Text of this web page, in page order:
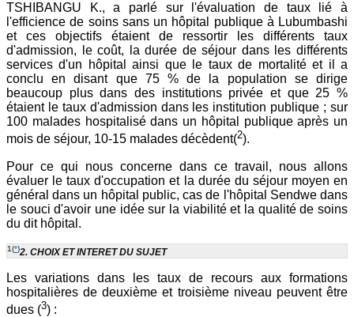
TSHIBANGU K., a parlé sur l'évaluation de taux lié à
l'efficience de soins sans un hôpital publique à Lubumbashi
et ces objectifs étaient de ressortir les différents taux
d'admission, le coût, la durée de séjour dans les différents
services d'un hôpital ainsi que le taux de mortalité et il a
conclu en disant que 75 % de la population se dirige
beaucoup plus dans des institutions privée et que 25 %
étaient le taux d'admission dans les institution publique ; sur
100 malades hospitalisé dans un hôpital publique après un
mois de séjour, 10-15 malades décèdent(2).
Pour ce qui nous concerne dans ce travail, nous allons
évaluer le taux d'occupation et la durée du séjour moyen en
général dans un hôpital public, cas de l'hôpital Sendwe dans
le souci d'avoir une idée sur la viabilité et la qualité de soins
du dit hôpital.
1(*)2. CHOIX ET INTERET DU SUJET
Les variations dans les taux de recours aux formations
hospitalières de deuxième et troisième niveau peuvent être
dues (3) :